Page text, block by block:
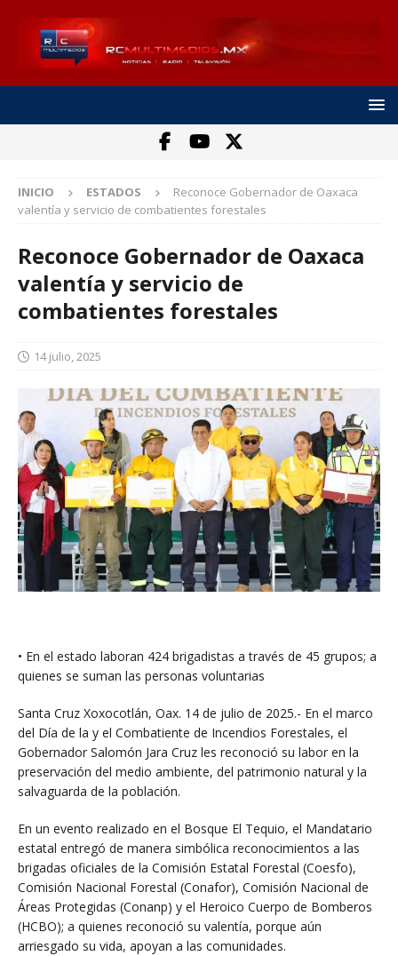
INICIO ESTADOS
Reconoce Gobernador de Oaxaca
valentía y servicio de combatientes forestales
Reconoce Gobernador de Oaxaca
valentía y servicio de
combatientes forestales
14 julio, 2025
• En el estado laboran 424 brigadistas a través de 45 grupos; a
quienes se suman las personas voluntarias
Santa Cruz Xoxocotlán, Oax. 14 de julio de 2025.- En el marco
del Día de la y el Combatiente de Incendios Forestales, el
Gobernador Salomón Jara Cruz les reconoció su labor en la
preservación del medio ambiente, del patrimonio natural y la
salvaguarda de la población.
En un evento realizado en el Bosque El Tequio, el Mandatario
estatal entregó de manera simbólica reconocimientos a las
brigadas oficiales de la Comisión Estatal Forestal (Coesfo),
Comisión Nacional Forestal (Conafor), Comisión Nacional de
Áreas Protegidas (Conanp) y el Heroico Cuerpo de Bomberos
(HCBO); a quienes reconoció su valentía, porque aún
arriesgado su vida, apoyan a las comunidades.